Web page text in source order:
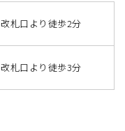
改札口より徒歩2分
改札口より徒歩3分